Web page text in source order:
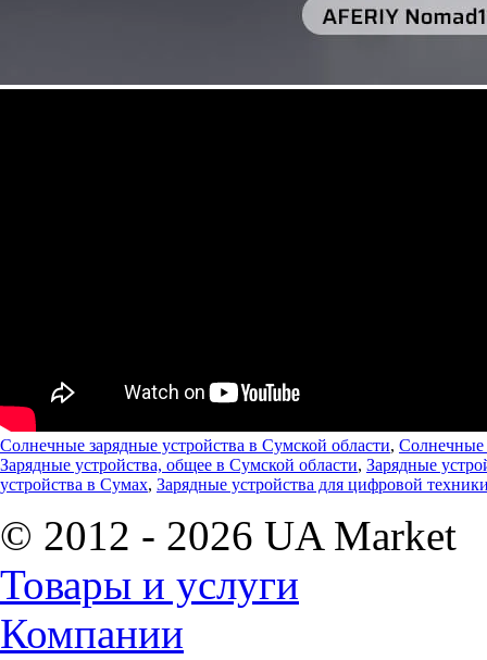
Солнечные зарядные устройства в Сумской области, Солнечные
Зарядные устройства, общее в Сумской области, Зарядные
устройства в Сумах, Зарядные устройства для цифровой
© 2012 - 2026 UA Market
Товары и услуги
Компании